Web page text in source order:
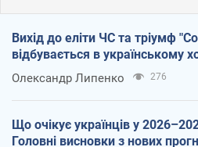
Вихід до еліти ЧС та тріумф
відбувається в українському
Олександр Липенко 276
Що очікує українців у
Головні висновки з нових